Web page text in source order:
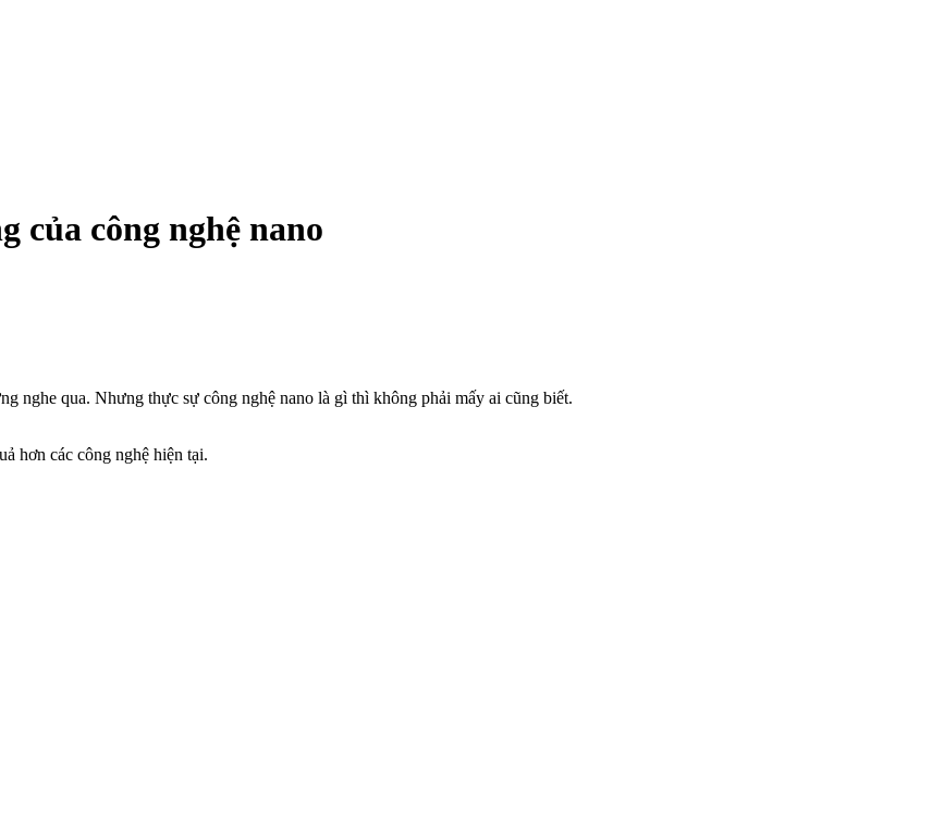
của công nghệ nano
nghe qua. Nhưng thực sự công nghệ nano là gì thì không phải mấy ai cũng biết.
hơn các công nghệ hiện tại.